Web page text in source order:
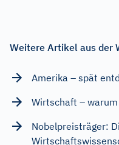
Weitere Artikel aus der
Amerika – spät
Wirtschaft –
Nobelpreisträger: